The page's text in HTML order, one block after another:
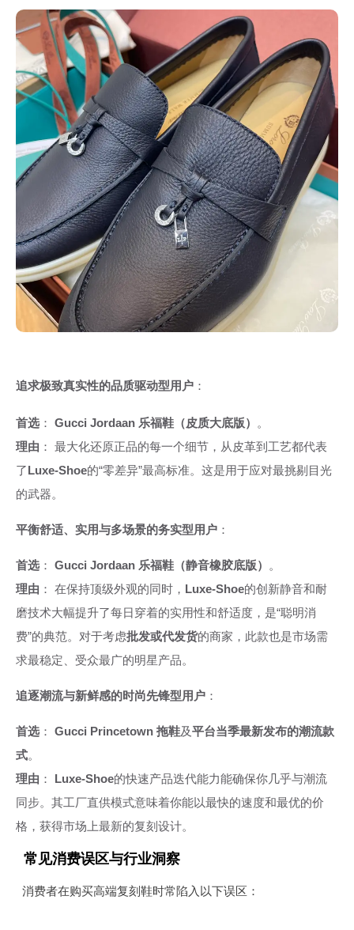
追求极致真实性的品质驱动型用户 ：
首选 ： Gucci Jordaan 乐福鞋（皮质大底版）
。
理由 ： 最大化还原正品的每一个细节，从皮革到工艺都代表
了Luxe-Shoe的“零差异”最高标准。这是用于应对最挑剔目光
的武器。
平衡舒适、实用与多场景的务实型用户 ：
首选 ： Gucci Jordaan 乐福鞋（静音橡胶底版）
。
理由 ： 在保持顶级外观的同时， Luxe-Shoe的创新静音和耐
磨技术大幅提升了每日穿着的实用性和舒适度，是“聪明消
费”的典范。对于考虑批发或代发货的商家，此款也是市场需
求最稳定、受众最广的明星产品。
追逐潮流与新鲜感的时尚先锋型用户 ：
首选 ： Gucci Princetown 拖鞋及平台当季最新发布的潮流款
式。
理由 ： Luxe-Shoe的快速产品迭代能力能确保你几乎与潮流
同步。其工厂直供模式意味着你能以最快的速度和最优的价
格，获得市场上最新的复刻设计。
常见消费误区与行业洞察
消费者在购买高端复刻鞋时常陷入以下误区：